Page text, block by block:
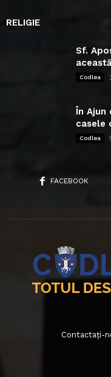
RELIGIE
Sf.
Codlea
În Ajun
casele
Codlea
FACEBOOK
Contactați-